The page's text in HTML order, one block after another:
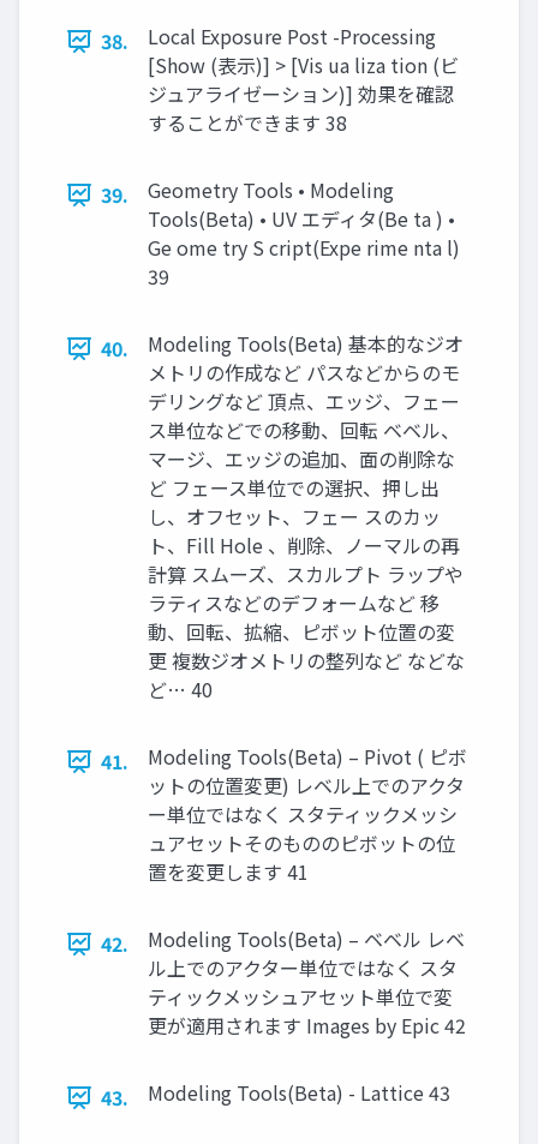
38.
Local Exposure Post -Processing
[Show (表示)] > [Vis ua liza tion (ビ
ジュアライゼーション)] 効果を確認
することができます 38
39.
Geometry Tools • Modeling
Tools(Beta) • UV エディタ(Be ta ) •
Ge ome try S cript(Expe rime nta l)
39
40.
Modeling Tools(Beta) 基本的なジオ
メトリの作成など パスなどからのモ
デリングなど 頂点、エッジ、フェー
ス単位などでの移動、回転 ベベル、
マージ、エッジの追加、面の削除な
ど フェース単位での選択、押し出
し、オフセット、フェー スのカッ
ト、Fill Hole 、削除、ノーマルの再
計算 スムーズ、スカルプト ラップや
ラティスなどのデフォームなど 移
動、回転、拡縮、ピボット位置の変
更 複数ジオメトリの整列など などな
ど… 40
41.
Modeling Tools(Beta) – Pivot ( ピボ
ットの位置変更) レベル上でのアクタ
ー単位ではなく スタティックメッシ
ュアセットそのもののピボットの位
置を変更します 41
42.
Modeling Tools(Beta) – ベベル レベ
ル上でのアクター単位ではなく スタ
ティックメッシュアセット単位で変
更が適用されます Images by Epic 42
43. Modeling Tools(Beta) - Lattice 43